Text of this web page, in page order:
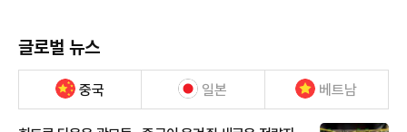
글로벌 뉴스
중국 일본 베트남